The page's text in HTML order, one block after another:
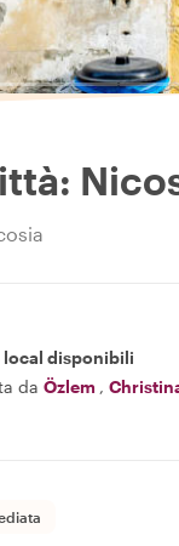
local disponibili
da Özlem ,